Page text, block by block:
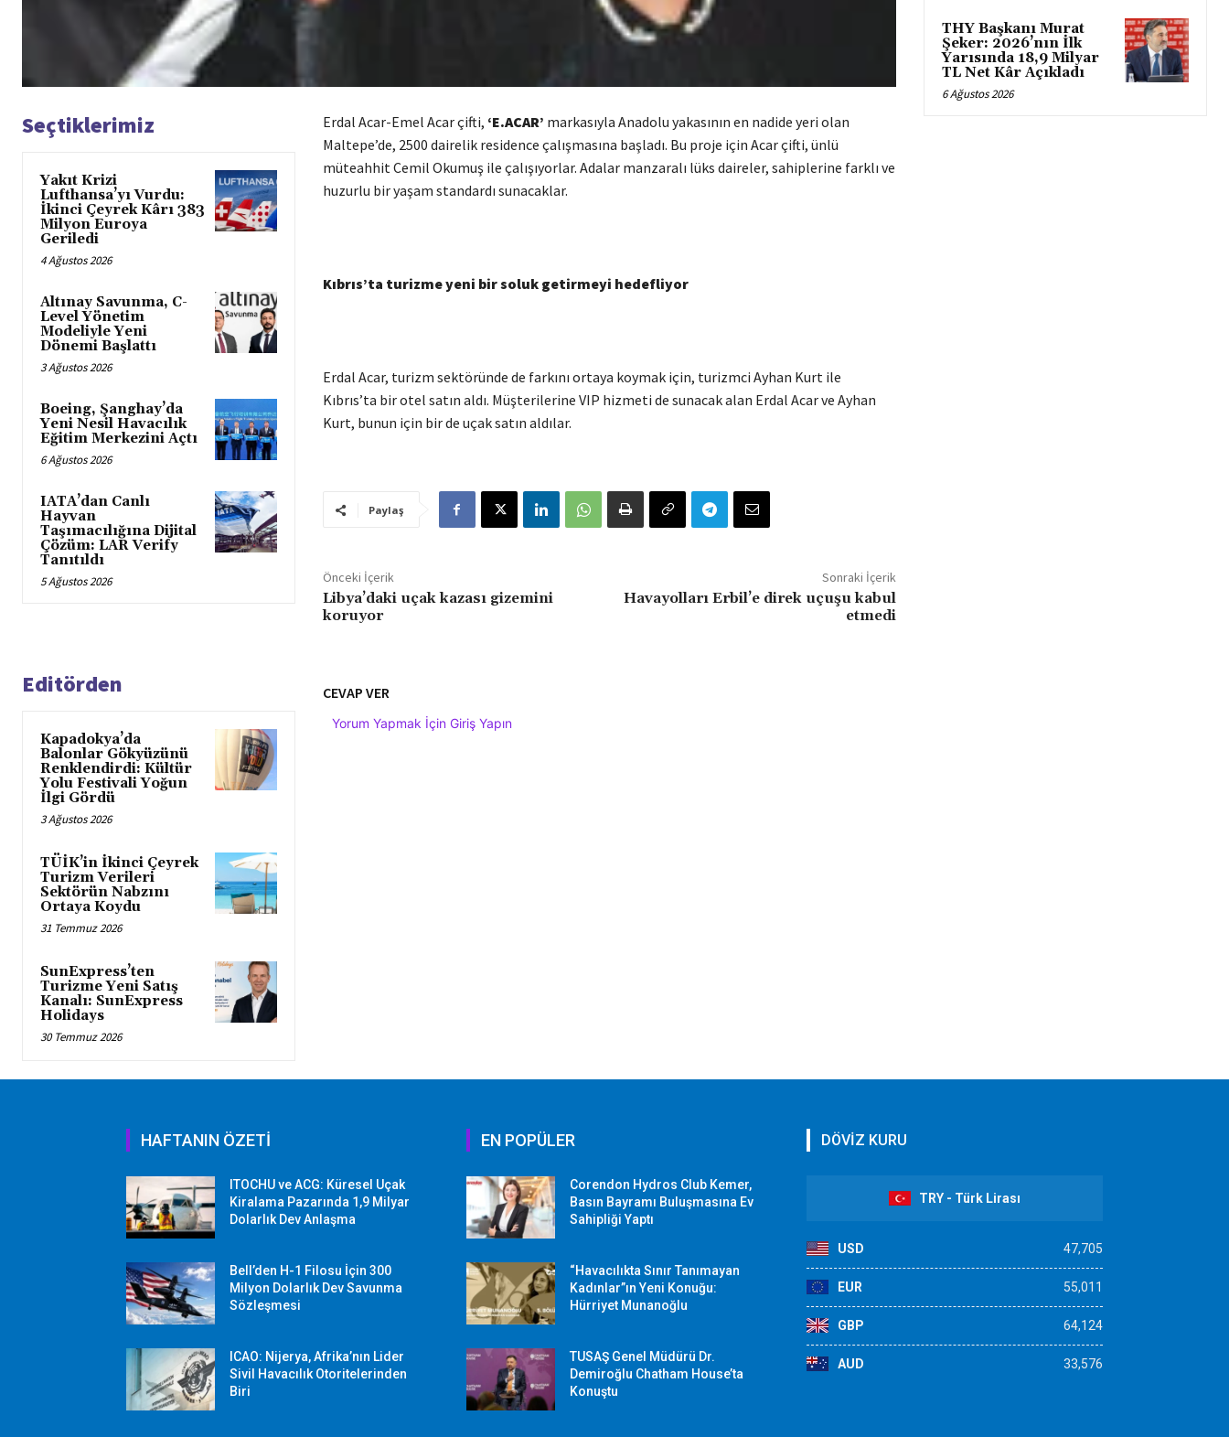
Seçtiklerimiz
Yakıt Krizi
Lufthansa’yı Vurdu:
İkinci Çeyrek Kârı 383
Milyon Euroya
Geriledi
4 Ağustos 2026
Altınay Savunma, C-
Level Yönetim
Modeliyle Yeni
Dönemi Başlattı
3 Ağustos 2026
Boeing, Şanghay’da
Yeni Nesil Havacılık
Eğitim Merkezini Açtı
6 Ağustos 2026
IATA’dan Canlı
Hayvan
Taşımacılığına Dijital
Çözüm: LAR Verify
Tanıtıldı
5 Ağustos 2026
Erdal Acar-Emel Acar çifti, ‘E.ACAR’ markasıyla Anadolu yakasının en nadide yeri olan
Maltepe’de, 2500 dairelik residence çalışmasına başladı. Bu proje için Acar çifti, ünlü
müteahhit Cemil Okumuş ile çalışıyorlar. Adalar manzaralı lüks daireler, sahiplerine farklı ve
huzurlu bir yaşam standardı sunacaklar.
Kıbrıs’ta turizme yeni bir soluk getirmeyi hedefliyor
Erdal Acar, turizm sektöründe de farkını ortaya koymak için, turizmci Ayhan Kurt ile
Kıbrıs’ta bir otel satın aldı. Müşterilerine VIP hizmeti de sunacak alan Erdal Acar ve Ayhan
Kurt, bunun için bir de uçak satın aldılar.
Paylaş
Önceki İçerik
Libya’daki uçak kazası gizemini
koruyor
Sonraki İçerik
Havayolları Erbil’e direk uçuşu kabul
etmedi
Editörden
Kapadokya’da
Balonlar Gökyüzünü
Renklendirdi: Kültür
Yolu Festivali Yoğun
İlgi Gördü
3 Ağustos 2026
TÜİK’in İkinci Çeyrek
Turizm Verileri
Sektörün Nabzını
Ortaya Koydu
31 Temmuz 2026
SunExpress’ten
Turizme Yeni Satış
Kanalı: SunExpress
Holidays
30 Temmuz 2026
CEVAP VER
Yorum Yapmak İçin Giriş Yapın
THY Başkanı Murat
Şeker: 2026’nın İlk
Yarısında 18,9 Milyar
TL Net Kâr Açıkladı
6 Ağustos 2026
HAFTANIN ÖZETİ
ITOCHU ve ACG: Küresel Uçak
Kiralama Pazarında 1,9 Milyar
Dolarlık Dev Anlaşma
Bell’den H-1 Filosu İçin 300
Milyon Dolarlık Dev Savunma
Sözleşmesi
ICAO: Nijerya, Afrika’nın Lider
Sivil Havacılık Otoritelerinden
Biri
EN POPÜLER
Corendon Hydros Club Kemer,
Basın Bayramı Buluşmasına Ev
Sahipliği Yaptı
“Havacılıkta Sınır Tanımayan
Kadınlar”ın Yeni Konuğu:
Hürriyet Munanoğlu
TUSAŞ Genel Müdürü Dr.
Demiroğlu Chatham House’ta
Konuştu
DÖVİZ KURU
TRY - Türk Lirası
USD 47,705
EUR 55,011
GBP 64,124
AUD 33,576